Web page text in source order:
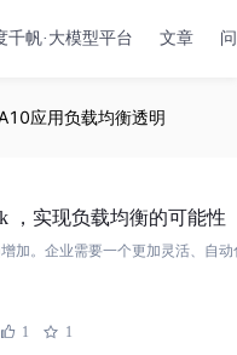
千帆·大模型平台 文章
应用负载均衡透明
，实现负载均衡的可能性
增加。企业需要一个更加灵活、自
1 1